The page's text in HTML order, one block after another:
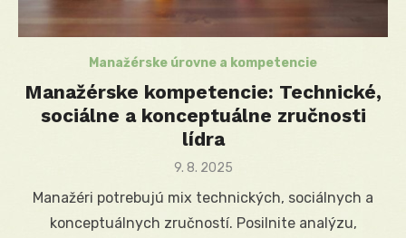
Manažérske úrovne a kompetencie
Manažérske kompetencie: Technické,
sociálne a konceptuálne zručnosti
lídra
Posted
9. 8. 2025
Manažéri potrebujú mix technických, sociálnych a
konceptuálnych zručností. Posilnite analýzu,